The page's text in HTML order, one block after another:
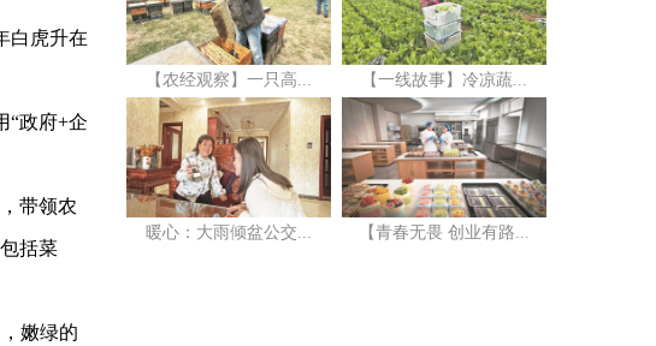
白虎升在
“政府+企
带领农
括菜
嫩绿的
【农经观察】一只高... 【一线故事】冷凉蔬...
暖心：大雨倾盆公交... 【青春无畏 创业有路...